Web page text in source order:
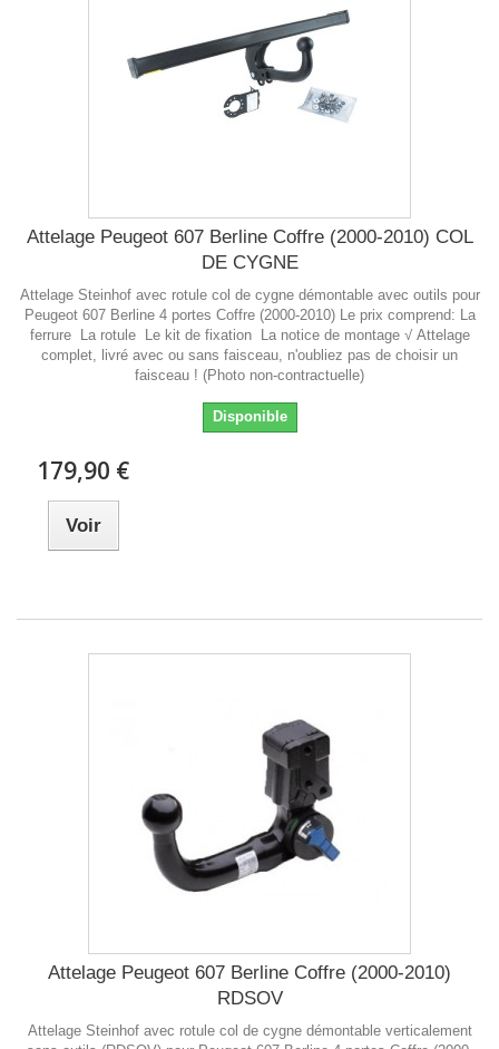
Attelage Peugeot 607 Berline Coffre (2000-2010) COL
DE CYGNE
Attelage Steinhof avec rotule col de cygne démontable avec outils pour
Peugeot 607 Berline 4 portes Coffre (2000-2010) Le prix comprend: La
ferrure La rotule Le kit de fixation La notice de montage √ Attelage
complet, livré avec ou sans faisceau, n'oubliez pas de choisir un
faisceau ! (Photo non-contractuelle)
Disponible
179,90 €
Voir
Attelage Peugeot 607 Berline Coffre (2000-2010)
RDSOV
Attelage Steinhof avec rotule col de cygne démontable verticalement